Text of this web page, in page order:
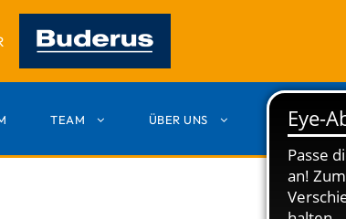
TEAM ÜBER UNS PARTNER